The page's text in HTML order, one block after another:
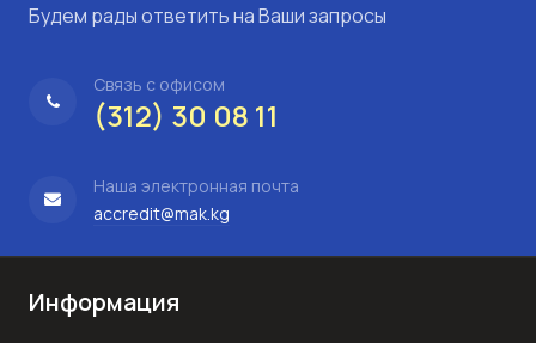
Будем рады ответить на Ваши запросы
Связь с офисом
(312) 30 08 11
Наша электронная почта
accredit@mak.kg
Информация